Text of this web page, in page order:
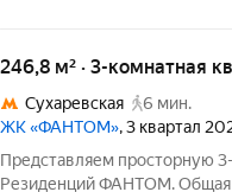
246,8 м² · 3-комнатная
Сухаревская
6 мин.
ЖК «ФАНТОМ», 3 квартал
Представляем просторную
Резиденций ФАНТОМ. Общая